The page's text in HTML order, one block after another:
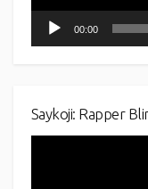
00:00
Saykoji: Rapper